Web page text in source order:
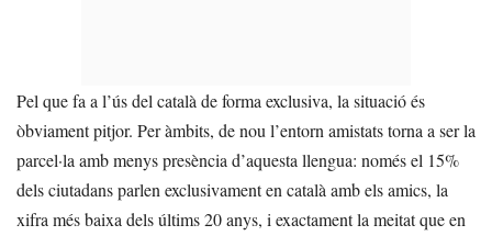
Pel que fa a l’ús del català de forma exclusiva, la situació és
òbviament pitjor. Per àmbits, de nou l’entorn amistats torna a ser la
parcel·la amb menys presència d’aquesta llengua: només el 15%
dels ciutadans parlen exclusivament en català amb els amics, la
xifra més baixa dels últims 20 anys, i exactament la meitat que en